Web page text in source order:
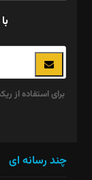
چند رسانه ای